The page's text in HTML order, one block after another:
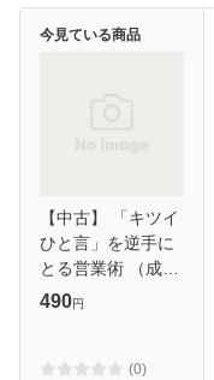
【中古】 「キツイ
ひと言」を逆手に
とる営業術 （成美
文庫） / 朝倉 千恵
無料】
490円
(0)
今見ている商品